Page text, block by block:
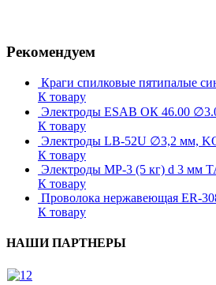
Рекомендуем
Краги спилковые пятипалые
К товару
Электроды ESAB ОК 46.00
К товару
Электроды LB-52U ∅3,2 мм,
К товару
Электроды МР-3 (5 кг) d 3 мм
К товару
Проволока нержавеющая ER-
К товару
НАШИ ПАРТНЕРЫ